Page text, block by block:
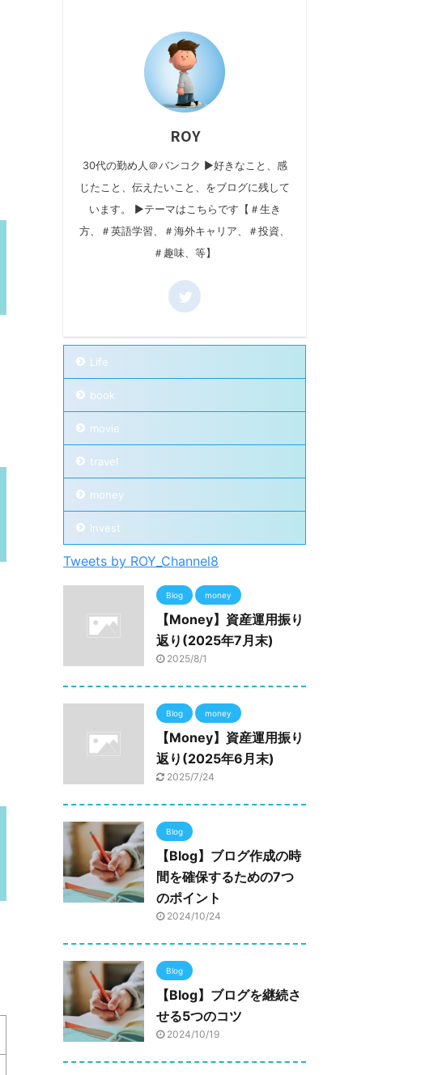
ROY
30代の勤め人＠バンコク ▶好きなこと、感
じたこと、伝えたいこと、をブログに残して
います。 ▶テーマはこちらです【＃生き
方、＃英語学習、＃海外キャリア、＃投資、
＃趣味、等】
Life
book
movie
travel
money
Invest
Tweets by ROY_Channel8
Blog money
【Money】資産運用振り
返り(2025年7月末)
2025/8/1
Blog money
【Money】資産運用振り
返り(2025年6月末)
2025/7/24
Blog
【Blog】ブログ作成の時
間を確保するための7つ
のポイント
2024/10/24
Blog
【Blog】ブログを継続さ
せる5つのコツ
2024/10/19